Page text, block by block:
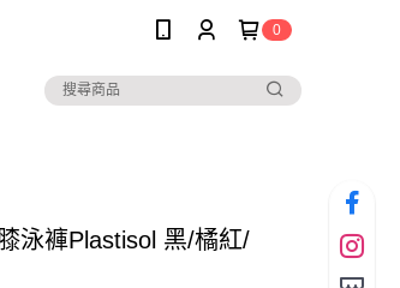
0
泳褲Plastisol 黑/橘紅/